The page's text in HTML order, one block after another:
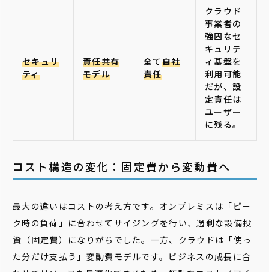
セキュリ
ティ
責任共有
モデル
全て自社
責任
クラウド
事業者の
強固なセ
キュリテ
ィ基盤を
利用可能
だが、設
定責任は
ユーザー
に残る。
コスト構造の変化：固定費から変動費へ
最大の違いはコストの考え方です。オンプレミスは「ピー
ク時の負荷」に合わせてサイジングを行い、過剰な設備投
資（固定費）になりがちでした。一方、クラウドは「使っ
た分だけ支払う」変動費モデルです。ビジネスの成長に合